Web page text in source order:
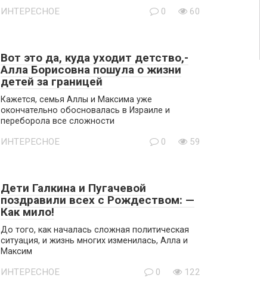
ИНТЕРЕСНОЕ 0 60
Вот это да, куда уходит детство,-
Алла Борисовна пошула о жизни
детей за границей
Кажется, семья Аллы и Максима уже
окончательно обосновалась в Израиле и
переборола все сложности
ИНТЕРЕСНОЕ 0 59
Дети Галкина и Пугачевой
поздравили всех с Рождеством: —
Как мило!
До того, как началась сложная политическая
ситуация, и жизнь многих изменилась, Алла и
Максим
ИНТЕРЕСНОЕ 0 122